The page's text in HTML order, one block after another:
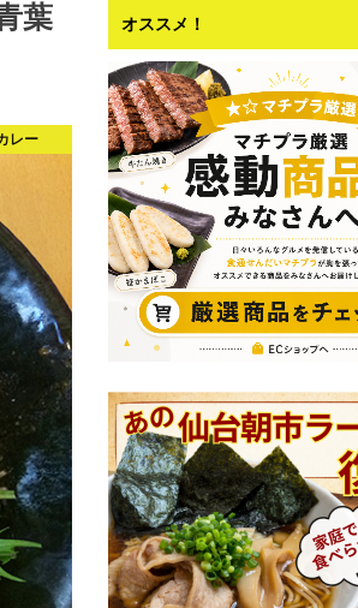
葉
レー
オススメ！